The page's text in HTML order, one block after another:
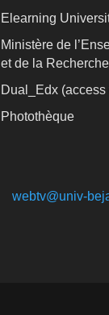
Elearning
Ministère de
et de la
Dual_Edx (access
Photothèque
webtv@univ-